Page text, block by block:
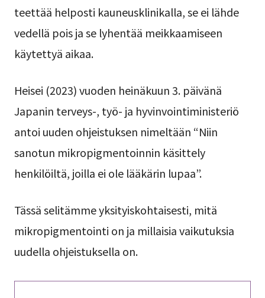
teettää helposti kauneusklinikalla, se ei lähde
vedellä pois ja se lyhentää meikkaamiseen
käytettyä aikaa.
Heisei (2023) vuoden heinäkuun 3. päivänä
Japanin terveys-, työ- ja hyvinvointiministeriö
antoi uuden ohjeistuksen nimeltään “Niin
sanotun mikropigmentoinnin käsittely
henkilöiltä, joilla ei ole lääkärin lupaa”.
Tässä selitämme yksityiskohtaisesti, mitä
mikropigmentointi on ja millaisia vaikutuksia
uudella ohjeistuksella on.